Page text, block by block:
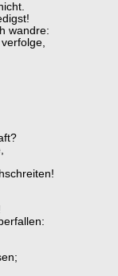
wandre: